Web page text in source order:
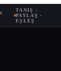
·
TANIŞ ·
PAYLAŞ ·
EŞLEŞ